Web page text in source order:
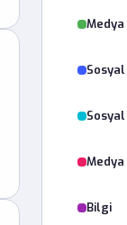
Medya
Bilgi